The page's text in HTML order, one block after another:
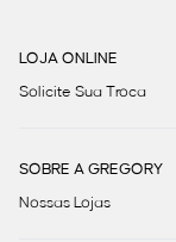
LOJA ONLINE
Solicite Sua Troca
SOBRE A GREGORY
Nossas Lojas